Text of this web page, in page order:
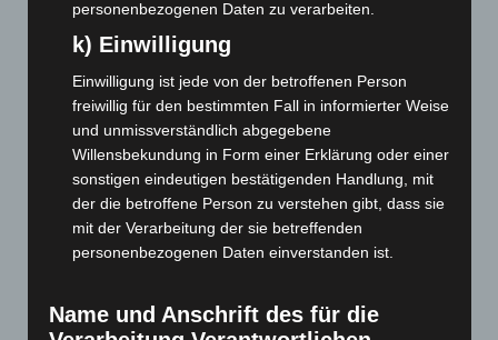
Februar 2026(109)
Januar 2026(122)
Dezember 2025(103)
November 2025 (114)
Oktober 2025(112)
September 2025(93)
August 2025(90)
Juli 2025(90)
Mai 2025(112)
personenbezogenen Daten zu verarbeiten.
k) Einwilligung
Einwilligung ist jede von der betroffenen Person
freiwillig für den bestimmten Fall in informierter Weise
und unmissverständlich abgegebene
Willensbekundung in Form einer Erklärung oder einer
sonstigen eindeutigen bestätigenden Handlung, mit
der die betroffene Person zu verstehen gibt, dass sie
mit der Verarbeitung der sie betreffenden
personenbezogenen Daten einverstanden ist.
Name und Anschrift des für die